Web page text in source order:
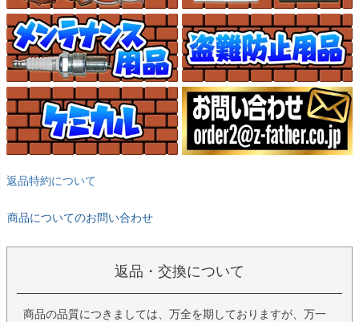
返品特約について
商品についてのお問い合わせ
返品・交換について
商品の品質につきましては、万全を期しておりますが、万一